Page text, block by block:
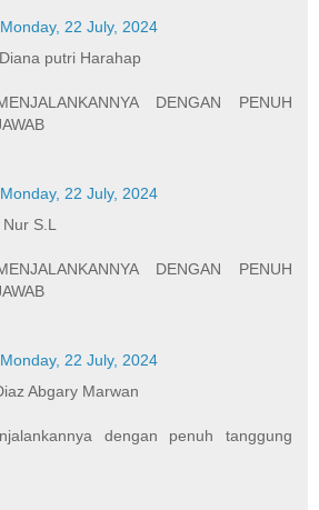
Monday, 22 July, 2024
putri Harahap
DENGAN PENUH
Monday, 22 July, 2024
Nur S.L
DENGAN PENUH
Monday, 22 July, 2024
Abgary Marwan
dengan penuh tanggung